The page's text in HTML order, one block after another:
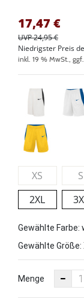
17,47 €
UVP 24,95 €
Niedrigster Preis
inkl. 19 % MwSt.,
XS S
2XL
Gewählte
Gewählte Größe:
Menge